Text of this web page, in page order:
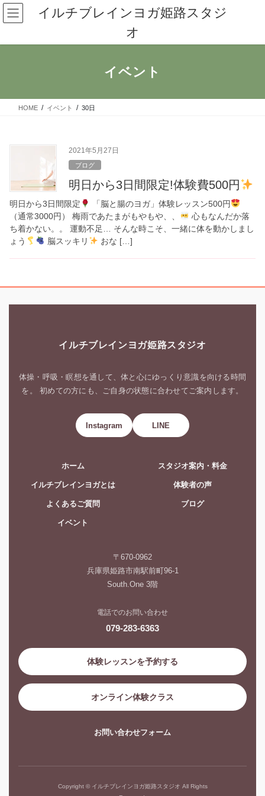
コ
ン
ン
ナ
ビ
ー
イルチブレインヨガ姫路スタジ
オ
イベント
HOME イベント 30日
2021年5月27日
ブログ
明日から3日間限定!体験費500円
明日から3日間限定
「脳と腸のヨガ」体験レッスン500円
（通常3000円） 梅雨であたまがもやもや、、
心もなんだか落
ち着かない。。 運動不足… そんな時こそ、一緒に体を動かしまし
ょう
脳スッキリ おな […]
イルチブレインヨガ姫路スタジオ
体操・呼吸・瞑想を通して、体と心にゆっくり意識を向ける時間
を。 初めての方にも、ご自身の状態に合わせてご案内します。
Instagram LINE
ホーム スタジオ案内・料金
イルチブレインヨガとは 体験者の声
よくあるご質問 ブログ
イベント
〒670-0962
兵庫県姫路市南駅前町96-1
South.One 3階
電話でのお問い合わせ
079-283-6363
体験レッスンを予約する
オンライン体験クラス
お問い合わせフォーム
Copyright © イルチブレインヨガ姫路スタジオ All Rights